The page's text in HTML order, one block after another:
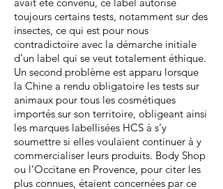
toujours certains tests, notamment sur des
insectes, ce qui est pour nous
contradictoire avec la démarche initiale
d’un label qui se veut totalement éthique.
Un second problème est apparu lorsque
la Chine a rendu obligatoire les tests sur
animaux pour tous les cosmétiques
importés sur son territoire, obligeant ainsi
les marques labellisées HCS à s’y
soumettre si elles voulaient continuer à y
commercialiser leurs produits. Body Shop
ou l’Occitane en Provence, pour citer les
plus connues, étaient concernées par ce